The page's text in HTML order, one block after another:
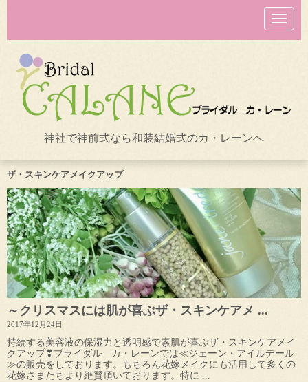
N
a
v
o
n
神社で神前式なら和装結婚式のカ・レーンへ
ザ・スキンケアメイクアップ
～クリスマスには肌が喜ぶザ・スキンケアメ ...
2017年12月24日
持続する美容液の保湿力と透明感で素肌が喜ぶザ・スキンケアメイ
クアップ❣ブライダル カ・レーンでは≪ジェーン・アイルデール
≫の販売をしております。もちろん花嫁メイクにも活用して多くの
花嫁さまたちより絶賛頂いております。特に ...